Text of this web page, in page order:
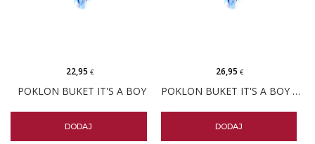
POKLON BUKET IT'S A BOY
22,95 €
DODAJ
POKLON BUKET IT'S A BOY PERSONALIZIRANI
26,95€
DODAJ